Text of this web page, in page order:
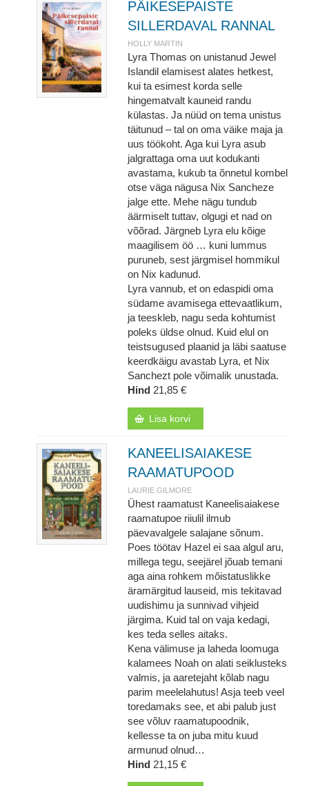
PÄIKESEPAISTE
SILLERDAVAL RANNAL
HOLLY MARTIN
Lyra Thomas on unistanud Jewel
Islandil elamisest alates hetkest,
kui ta esimest korda selle
hingematvalt kauneid randu
külastas. Ja nüüd on tema unistus
täitunud – tal on oma väike maja ja
uus töökoht. Aga kui Lyra asub
jalgrattaga oma uut kodukanti
avastama, kukub ta õnnetul kombel
otse väga nägusa Nix Sancheze
jalge ette. Mehe nägu tundub
äärmiselt tuttav, olgugi et nad on
võõrad. Järgneb Lyra elu kõige
maagilisem öö … kuni lummus
puruneb, sest järgmisel hommikul
on Nix kadunud.
Lyra vannub, et on edaspidi oma
südame avamisega ettevaatlikum,
ja teeskleb, nagu seda kohtumist
poleks üldse olnud. Kuid elul on
teistsugused plaanid ja läbi saatuse
keerdkäigu avastab Lyra, et Nix
Sanchezt pole võimalik unustada.
Hind 21,85 €
Lisa korvi
KANEELISAIAKESE
RAAMATUPOOD
LAURIE GILMORE
Ühest raamatust Kaneelisaiakese
raamatupoe riiulil ilmub
päevavalgele salajane sõnum.
Poes töötav Hazel ei saa algul aru,
millega tegu, seejärel jõuab temani
aga aina rohkem mõistatuslikke
äramärgitud lauseid, mis tekitavad
uudishimu ja sunnivad vihjeid
järgima. Kuid tal on vaja kedagi,
kes teda selles aitaks.
Kena välimuse ja laheda loomuga
kalamees Noah on alati seiklusteks
valmis, ja aaretejaht kõlab nagu
parim meelelahutus! Asja teeb veel
toredamaks see, et abi palub just
see võluv raamatupoodnik,
kellesse ta on juba mitu kuud
armunud olnud…
Hind 21,15 €